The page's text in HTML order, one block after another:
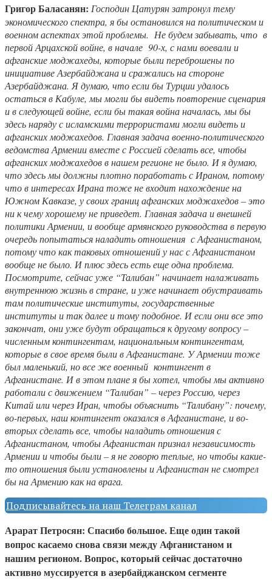
Григор Баласанян: Господин Цатурян затронул тему
экономического спектра, я бы остановился на политическом и
военном аспектах этой проблемы. Не будем забывать, что в
первой Арцахской войне, в начале 90-х, с нами воевали и
афганские моджахеды, которые были переброшены по
инициативе Азербайджана и сражались на стороне
Азербайджана. Я думаю, что если бы Турции удалось
остаться в Кабуле, мы могли бы видеть повторение сценария
и в следующей войне, если бы такая война началась, мы бы
здесь наряду с исламскими террористами могли видеть и
афганских моджахедов. Главная задача военно-политического
ведомства Армении вместе с Россией сделать все, чтобы
афганских моджахедов в нашем регионе не было. И я думаю,
что здесь мы должны плотно поработать с Ираном, потому
что в интересах Ирана тоже не входит нахождение на
Южном Кавказе, у своих границ афганских моджахедов – это
ни к чему хорошему не приведет. Главная задача и внешней
политики Армении, и вообще армянского руководства в первую
очередь попытаться наладить отношения с Афганистаном,
потому что как таковых отношений у нас с Афганистаном
вообще не было. И плюс здесь есть еще одна проблема.
Посмотрите, сейчас уже “Талибан” начинает налаживать
внутреннюю жизнь в стране, и уже начинает обустраивать
там политические институты, государственные
институты и так далее и тому подобное. И если они все это
закончат, они уже будут обращаться к другому вопросу –
численным контингентам, национальным контингентам,
которые в свое время были в Афганистане. У Армении тоже
был маленький, но все же военный контингент в
Афганистане. И в этом плане я бы хотел, чтобы мы активно
работали с движением “Талибан” – через Россию, через
Китай или через Иран, чтобы объяснить “Талибану”: почему,
во-первых, наш контингент оказался в Афганистане, и во-
вторых сделать все, чтобы наладить отношения с
Афганистаном, чтобы Афганистан признал независимость
Армении и чтобы были – я не говорю теплые, но чтобы какие-
то отношения были установлены и Афганистан не смотрел
бы на Армению как на врага.
Подписывайтесь на наш Телеграм канал
Арарат Петросян: Спасибо большое. Еще один такой
вопрос касаемо снова связи между Афганистаном и
нашим регионом. Вопрос, который сейчас достаточно
активно муссируется в азербайджанском сегменте